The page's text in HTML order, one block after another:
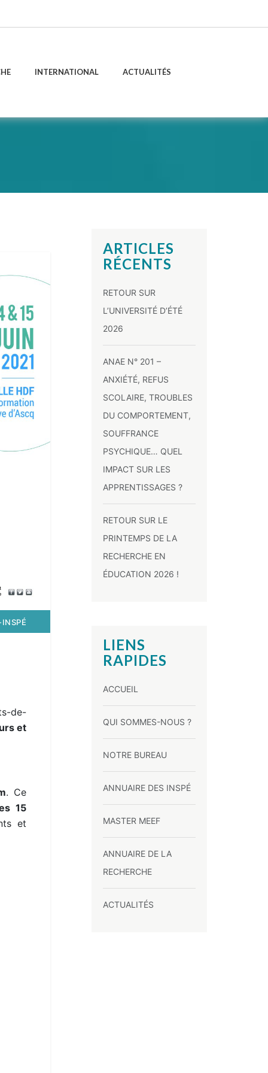
INTERNATIONAL ACTUALITÉS
de-
et
. Ce
15
et
ARTICLES
RÉCENTS
RETOUR SUR
L’UNIVERSITÉ D’ÉTÉ
2026
ANAE N° 201 –
ANXIÉTÉ, REFUS
SCOLAIRE, TROUBLES
DU COMPORTEMENT,
SOUFFRANCE
PSYCHIQUE… QUEL
IMPACT SUR LES
APPRENTISSAGES ?
RETOUR SUR LE
PRINTEMPS DE LA
RECHERCHE EN
ÉDUCATION 2026 !
LIENS
RAPIDES
ACCUEIL
QUI SOMMES-NOUS ?
NOTRE BUREAU
ANNUAIRE DES INSPÉ
MASTER MEEF
ANNUAIRE DE LA
RECHERCHE
ACTUALITÉS